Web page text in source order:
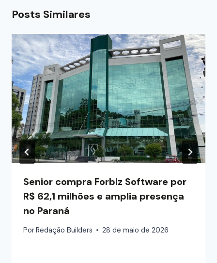
Posts Similares
Senior compra Forbiz Software por
R$ 62,1 milhões e amplia presença
no Paraná
PorRedação Builders 28 de maio de 2026